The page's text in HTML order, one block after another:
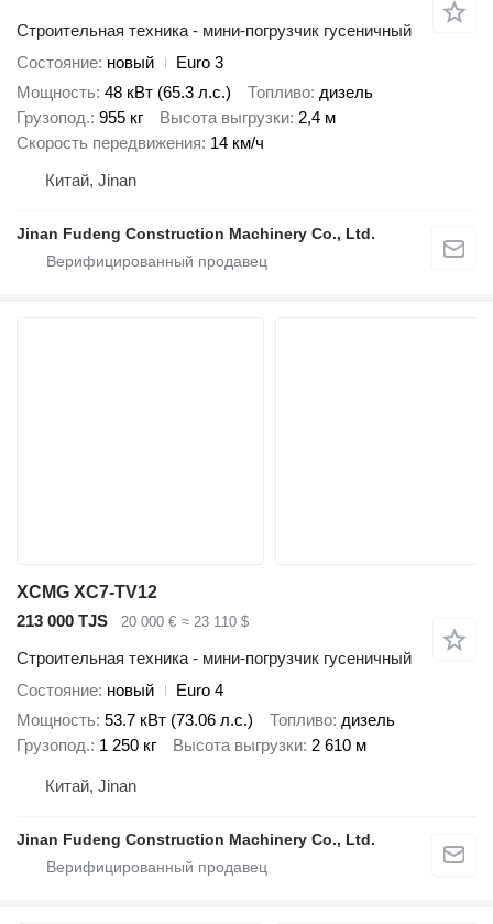
Строительная техника - мини-погрузчик гусеничный
Состояние новый
Euro 3
Мощность 48 кВт (65.3 л.с.) Топливо дизель
Грузопод. 955 кг Высота выгрузки 2,4 м
Скорость передвижения 14 км/ч
Китай, Jinan
Jinan Fudeng Construction Machinery Co., Ltd.
XCMG XC7-TV12
213 000 TJS
20 000 € ≈ 23 110 $
Строительная техника - мини-погрузчик гусеничный
Состояние новый
Euro 4
Мощность 53.7 кВт (73.06 л.с.) Топливо дизель
Грузопод. 1 250 кг Высота выгрузки 2 610 м
Китай, Jinan
Jinan Fudeng Construction Machinery Co., Ltd.